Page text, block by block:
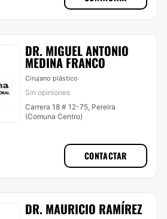
DR. MIGUEL ANTONIO
MEDINA FRANCO
Cirujano plástico
Sin opiniones
Carrera 18 # 12-75, Pereira
(Comuna Centro)
CONTACTAR
DR. MAURICIO RAMÍREZ